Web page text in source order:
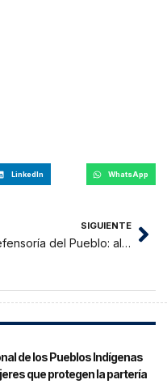
LinkedIn WhatsApp
SIGUIENTE
Defensoría del Pueblo: alcaldes provinciales de San Martín deben liderar acciones ante presencia de variante Delta
de los Pueblos Indígenas
que protegen la partería